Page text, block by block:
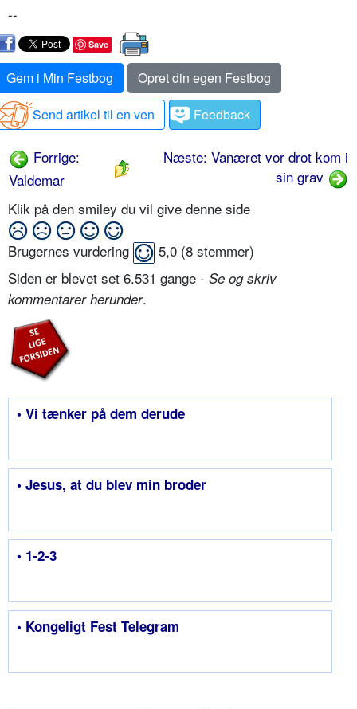
--
Save
Gem i Min Festbog
Opret din egen Festbog
Send artikel til en ven
Feedback
Forrige:
Valdemar
Næste: Vanæret vor drot kom i
sin grav
Klik på den smiley du vil give denne side
Brugernes vurdering 5,0 (8 stemmer)
Siden er blevet set 6.531 gange - Se og skriv
kommentarer herunder.
• Vi tænker på dem derude
• Jesus, at du blev min broder
• 1-2-3
• Kongeligt Fest Telegram